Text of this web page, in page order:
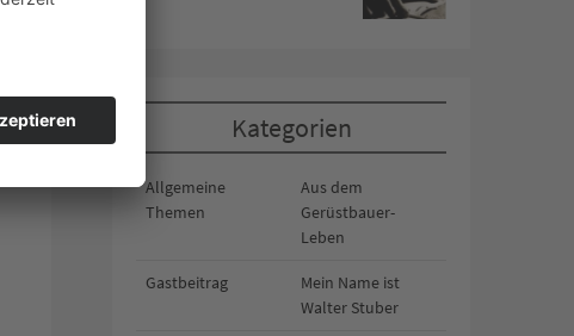
Kategorien
Allgemeine
Themen
Aus dem
Gerüstbauer-
Leben
Gastbeitrag
Mein Name ist
Walter Stuber